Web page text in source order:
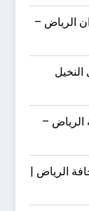
الرياض –
–
الرياض |